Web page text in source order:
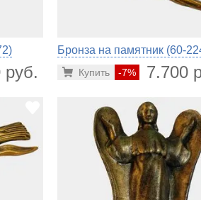
руб.
Бронза на памятник (60-
-7% 7.700
Купить